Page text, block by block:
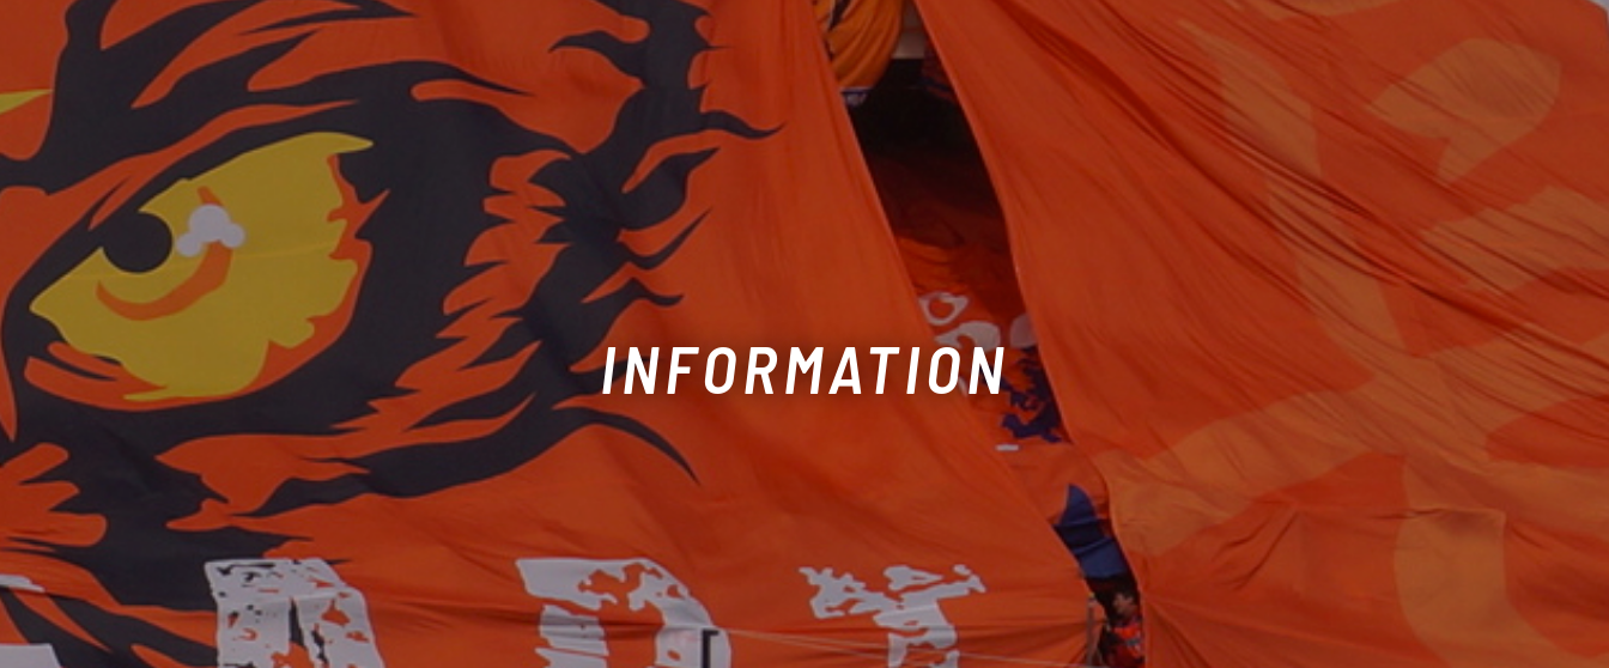
INFORMATION